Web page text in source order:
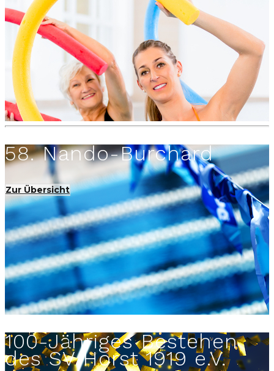
58. Nando-Burchard
Zur Übersicht
100-Jähriges Bestehen
des SV Horst 1919 e.V.